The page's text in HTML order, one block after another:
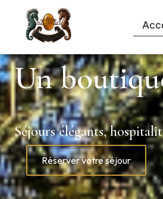
Un
Séjours élégants,
Réserver votre séjour